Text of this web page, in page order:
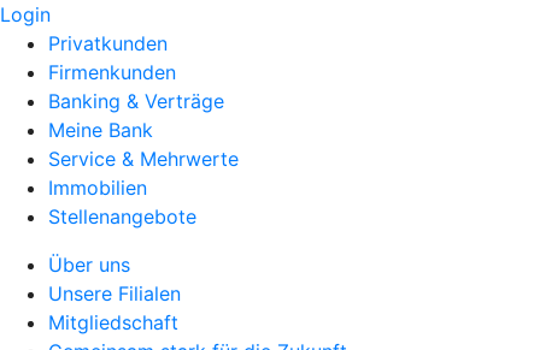
Login
Privatkunden
Firmenkunden
Banking & Verträge
Meine Bank
Service & Mehrwerte
Immobilien
Stellenangebote
Über uns
Unsere Filialen
Mitgliedschaft